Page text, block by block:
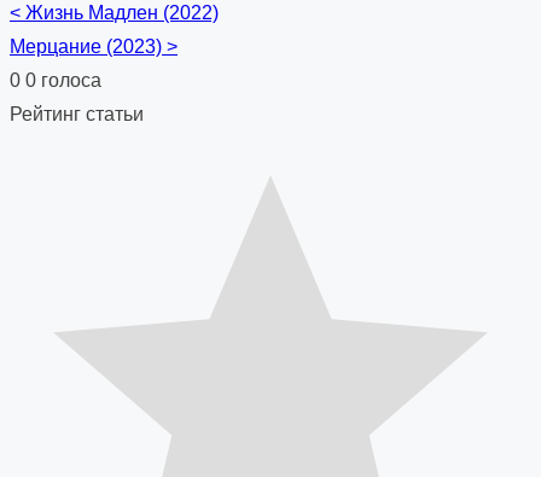
Posts
navigation
< Жизнь Мадлен (2022)
Мерцание (2023) >
0 0 голоса
Рейтинг статьи